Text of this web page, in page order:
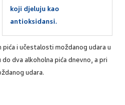
koji djeluju kao
antioksidansi.
i učestalosti moždanog udara u
dva alkoholna pića dnevno, a pri
udara.